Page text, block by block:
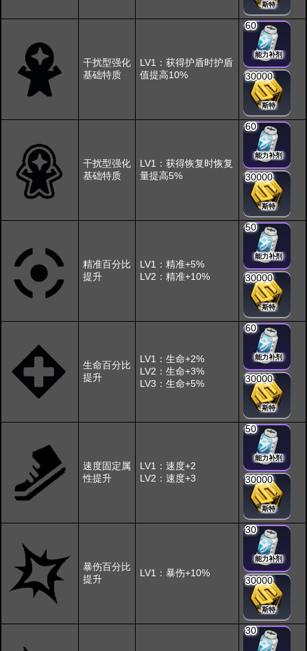
斯特
干扰型强化
基础特质
LV1：获得护盾时护盾
值提高10%
60
能力补剂
30000
斯特
干扰型强化
基础特质
LV1：获得恢复时恢复
量提高5%
60
能力补剂
30000
斯特
精准百分比
提升
LV1：精准+5%
LV2：精准+10%
50
能力补剂
30000
斯特
生命百分比
提升
LV1：生命+2%
LV2：生命+3%
LV3：生命+5%
60
能力补剂
30000
斯特
速度固定属
性提升
LV1：速度+2
LV2：速度+3
50
能力补剂
30000
斯特
暴伤百分比
提升
LV1：暴伤+10%
30
能力补剂
30000
斯特
30